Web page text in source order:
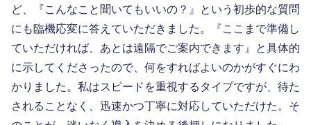
ど、『こんなこと聞いてもいいの？』という初歩的な質問
にも臨機応変に答えていただきました。『ここまで準備し
ていただければ、あとは遠隔でご案内できます』と具体的
に示してくださったので、何をすればよいのかがすぐにわ
かりました。私はスピードを重視するタイプですが、待た
されることなく、迅速かつ丁寧に対応していただけた。そ